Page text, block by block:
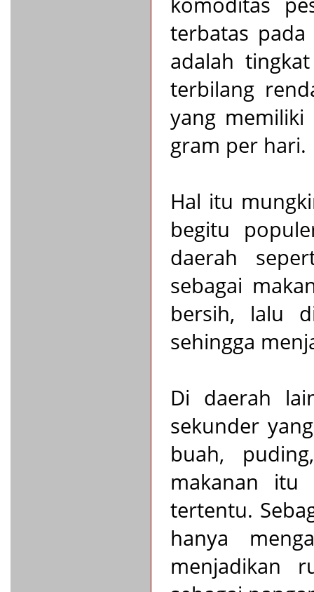
terbatas
adalah
terbilang
yang
gram per hari.
Hal itu
begitu
daerah
sebagai
bersih, lalu
sehingga
Di daerah
sekunder
buah,
makanan itu
tertentu.
hanya
menjadikan